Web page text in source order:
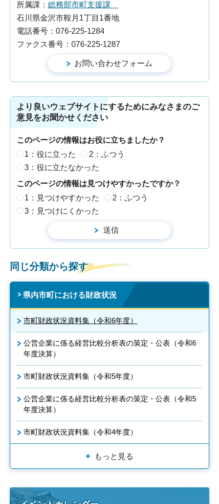
所属課： 総務部市町支援課
石川県金沢市鞍月1丁目1番地
電話番号：076-225-1284
ファクス番号：076-225-1287
より良いウェブサイトにするためにみなさまのご
意見をお聞かせください
このページの情報はお役に立ちましたか？
1：役に立った
2：ふつう
3：役に立たなかった
このページの情報は見つけやすかったですか？
1：見つけやすかった
2：ふつう
3：見つけにくかった
同じ分類から探す
県内市町における財政状況
市町財政状況資料集（令和6年度）
公営企業に係る経営比較分析表の策定・公表（令和6
年度決算）
市町財政状況資料集（令和5年度）
公営企業に係る経営比較分析表の策定・公表（令和5
年度決算）
市町財政状況資料集（令和4年度）
もっと見る